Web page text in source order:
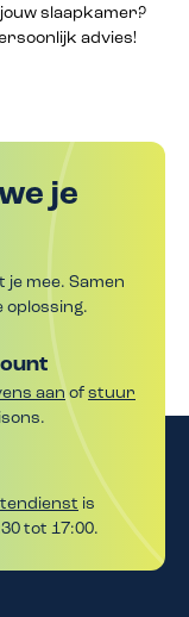
slaapkamer?
advies!
je
mee. Samen
oplossing.
aanof stuur
is
tot 17:00.